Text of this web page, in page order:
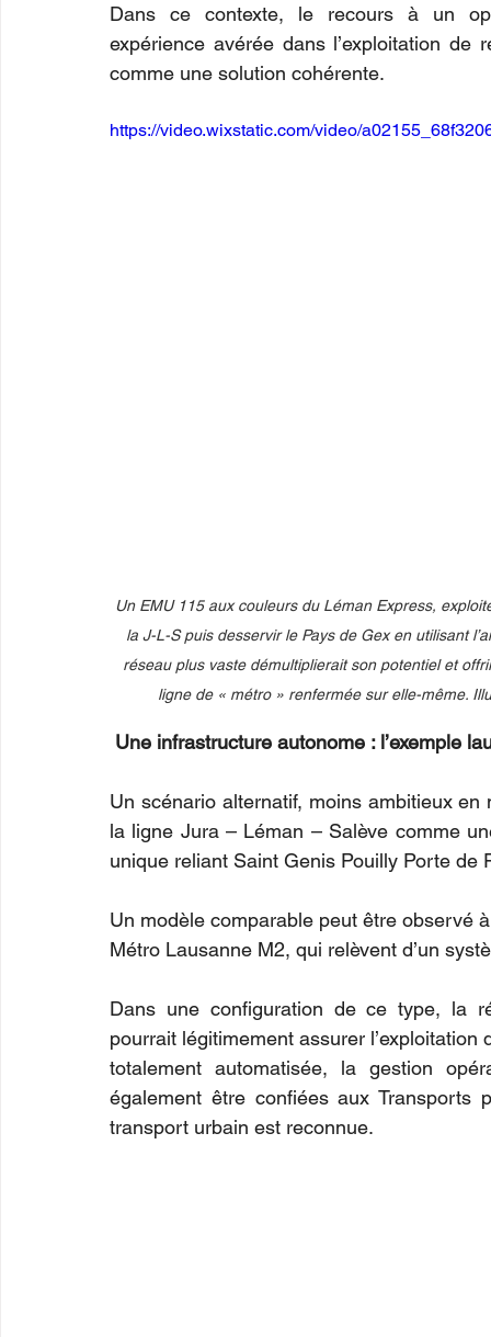
Dans ce contexte, le recours à un
expérience avérée dans l’exploitation de
comme une solution cohérente.
https://video.wixstatic.com/video/
Un EMU 115 aux couleurs du Léman Express,
la J-L-S puis desservir le Pays de Gex en utilisant
réseau plus vaste démultiplierait son potentiel et
ligne de « métro » renfermée sur elle-même.
Une infrastructure autonome : l’exemple
Un scénario alternatif, moins ambitieux en
la ligne Jura – Léman – Salève comme
unique reliant Saint Genis Pouilly Porte de
Un modèle comparable peut être observé
Métro Lausanne M2, qui relèvent d’un
Dans une configuration de ce type, la
pourrait légitimement assurer
totalement automatisée, la gestion
également être confiées aux Transports
transport urbain est reconnue.